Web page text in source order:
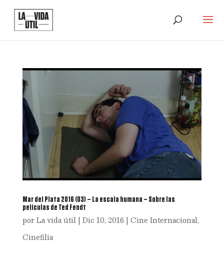
Mar del Plata 2016 (03) – La escala humana – Sobre las
películas de Ted Fendt
por La vida útil| Dic 10, 2016 | Cine Internacional,
Cinefilia